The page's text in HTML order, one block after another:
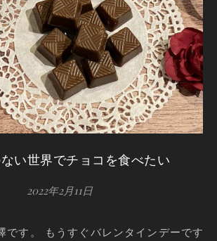
い世界でチョコを食べたい
2022年2月11日